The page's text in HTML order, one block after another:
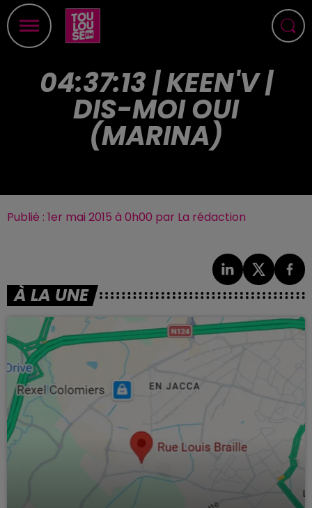
04:37:13 | KEEN'V |
DIS-MOI OUI
(MARINA)
Publié : 1er mai 2015 à 0h00 par La rédaction
À LA UNE